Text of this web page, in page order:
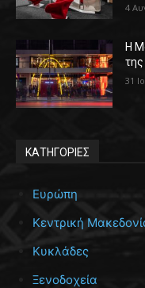
4
Η
31
ΚΑΤΗΓΟΡΙΕΣ
Ευρώπη
Κεντρική
Κυκλάδες
Ξενοδοχεία